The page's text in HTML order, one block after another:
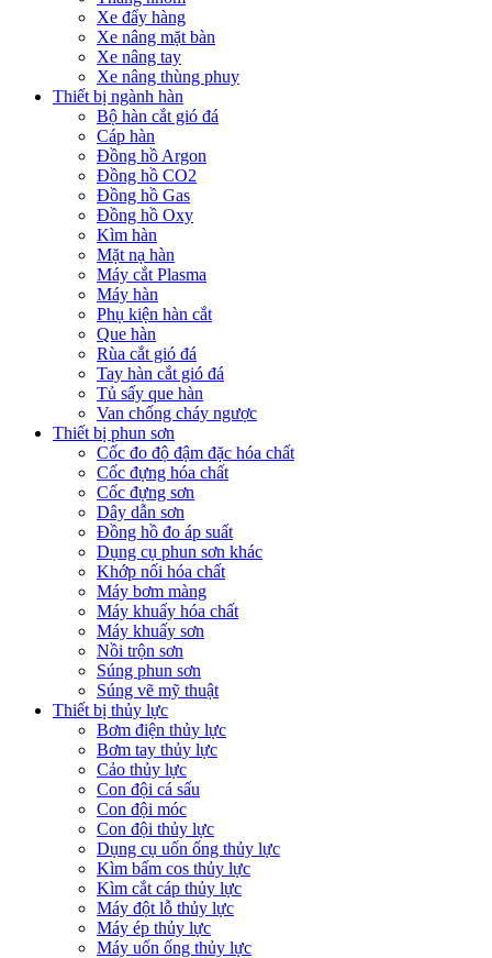
Xe đẩy hàng
Xe nâng mặt bàn
Xe nâng tay
Xe nâng thùng phuy
Thiết bị ngành hàn
Bộ hàn cắt gió đá
Cáp hàn
Đồng hồ Argon
Đồng hồ CO2
Đồng hồ Gas
Đồng hồ Oxy
Kìm hàn
Mặt nạ hàn
Máy cắt Plasma
Máy hàn
Phụ kiện hàn cắt
Que hàn
Rùa cắt gió đá
Tay hàn cắt gió đá
Tủ sấy que hàn
Van chống cháy ngược
Thiết bị phun sơn
Cốc đo độ đậm đặc hóa chất
Cốc đựng hóa chất
Cốc đựng sơn
Dây dẫn sơn
Đồng hồ đo áp suất
Dụng cụ phun sơn khác
Khớp nối hóa chất
Máy bơm màng
Máy khuấy hóa chất
Máy khuấy sơn
Nồi trộn sơn
Súng phun sơn
Súng vẽ mỹ thuật
Thiết bị thủy lực
Bơm điện thủy lực
Bơm tay thủy lực
Cảo thủy lực
Con đội cá sấu
Con đội móc
Con đội thủy lực
Dụng cụ uốn ống thủy lực
Kìm bấm cos thủy lực
Kìm cắt cáp thủy lực
Máy đột lỗ thủy lực
Máy ép thủy lực
Máy uốn ống thủy lực